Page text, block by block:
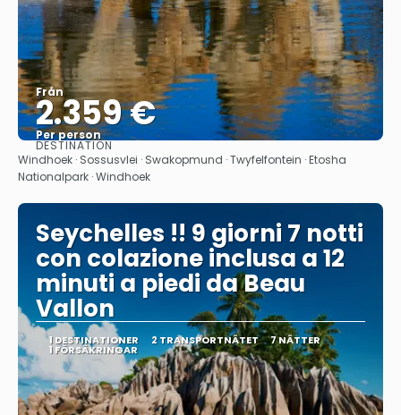
Från
2.359 €
Per person
Se
DESTINATION
Windhoek · Sossusvlei · Swakopmund · Twyfelfontein · Etosha
Nationalpark · Windhoek
Seychelles !! 9 giorni 7 notti
con colazione inclusa a 12
minuti a piedi da Beau
Vallon
1 DESTINATIONER 2 TRANSPORTNÄTET 7 NÄTTER
1 FÖRSÄKRINGAR